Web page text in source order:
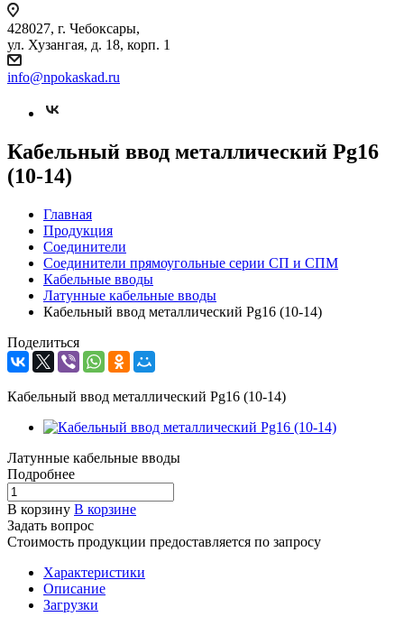
428027, г. Чебоксары,
ул. Хузангая, д. 18, корп. 1
info@npokaskad.ru
Кабельный ввод металлический Pg16
(10-14)
Главная
Продукция
Соединители
Соединители прямоугольные серии СП и СПМ
Кабельные вводы
Латунные кабельные вводы
Кабельный ввод металлический Pg16 (10-14)
Поделиться
Кабельный ввод металлический Pg16 (10-14)
Латунные кабельные вводы
Подробнее
В корзину В корзине
Задать вопрос
Стоимость продукции предоставляется по запросу
Характеристики
Описание
Загрузки